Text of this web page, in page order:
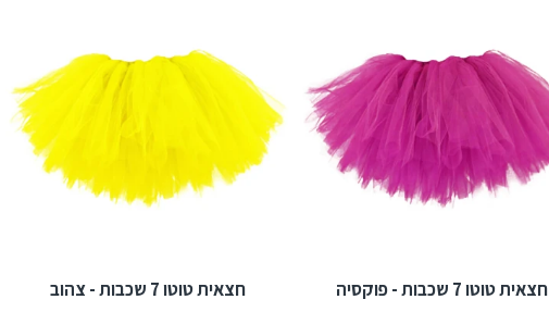
חצאית טוטו 7 שכבות - פוקסיה חצאית טוטו 7 שכבות - צהוב